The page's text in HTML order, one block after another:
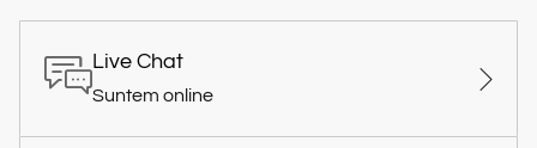
Live Chat
Suntem online